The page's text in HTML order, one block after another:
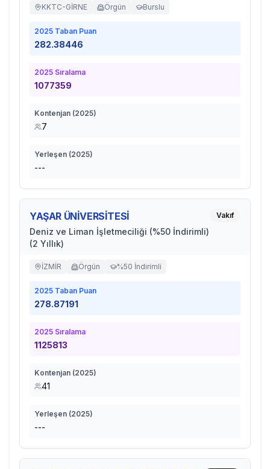
KKTC-GİRNE Örgün Burslu
2025 Taban Puan
282.38446
2025 Sıralama
1077359
Kontenjan (2025)
7
Yerleşen (2025)
---
YAŞAR ÜNİVERSİTESİ
Deniz ve Liman İşletmeciliği (%50 İndirimli)
(2 Yıllık)
Vakıf
İZMİR Örgün %50 İndirimli
2025 Taban Puan
278.87191
2025 Sıralama
1125813
Kontenjan (2025)
41
Yerleşen (2025)
---